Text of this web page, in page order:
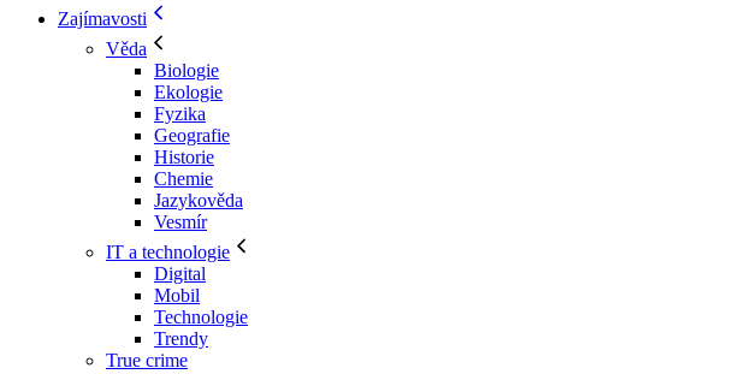
Zajímavosti
Věda
Biologie
Ekologie
Fyzika
Geografie
Historie
Chemie
Jazykověda
Vesmír
IT a technologie
Digital
Mobil
Technologie
Trendy
True crime